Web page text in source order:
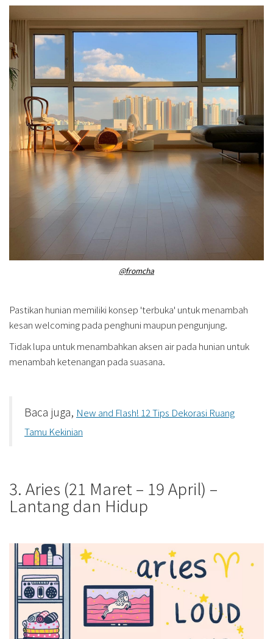
@fromcha
Pastikan hunian memiliki konsep 'terbuka' untuk menambah
kesan welcoming pada penghuni maupun pengunjung.
Tidak lupa untuk menambahkan aksen air pada hunian untuk
menambah ketenangan pada suasana.
Baca juga, New and Flash! 12 Tips Dekorasi Ruang
Tamu Kekinian
3. Aries (21 Maret – 19 April) –
Lantang dan Hidup